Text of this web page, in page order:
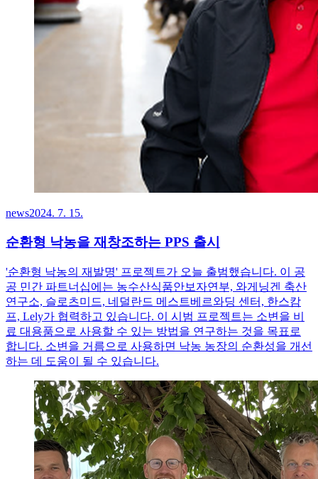
news2024. 7. 15.
순환형 낙농을 재창조하는 PPS 출시
'순환형 낙농의 재발명' 프로젝트가 오늘 출범했습니다. 이 공
공 민간 파트너십에는 농수산식품안보자연부, 와게닝겐 축산
연구소, 슬로츠미드, 네덜란드 메스트베르와딩 센터, 한스캄
프, Lely가 협력하고 있습니다. 이 시범 프로젝트는 소변을 비
료 대용품으로 사용할 수 있는 방법을 연구하는 것을 목표로
합니다. 소변을 거름으로 사용하면 낙농 농장의 순환성을 개선
하는 데 도움이 될 수 있습니다.